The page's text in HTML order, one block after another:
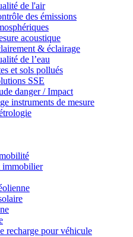
de l'air
des émissions
acoustique
& éclairage
de l’eau
et sols pollués
SSE
danger / Impact
instruments de mesure
immobilier
recharge pour véhicule